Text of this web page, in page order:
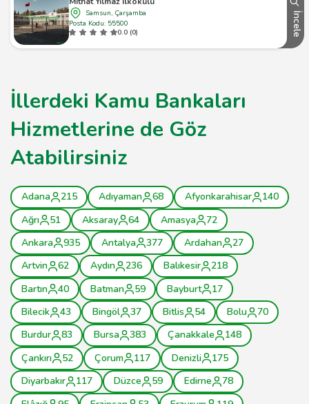
Samsun, Çarşamba
Posta Kodu: 55500
0.0 (0)
İncele
İllerdeki Kamu Bankaları
Hizmetlerine de Göz
Atabilirsiniz
Adana 215 Adıyaman 68 Afyonkarahisar
140
Ağrı
51 Aksaray 64 Amasya
72
Ankara
935 Antalya 377 Ardahan
27
Artvin
62 Aydın 236 Balıkesir
218
Bartın
40 Batman 59 Bayburt
17
Bilecik
43 Bingöl 37 Bitlis 54 Bolu
70
Burdur
83 Bursa 383 Çanakkale
148
Çankırı
52 Çorum 117 Denizli
175
Diyarbakır
117 Düzce 59 Edirne
78